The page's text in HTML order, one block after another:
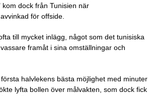
kom dock från Tunisien när
för offside.
till mycket inlägg, något som det tunisiska
framåt i sina omställningar och
halvlekens bästa möjlighet med minuter
lyfta bollen över målvakten, som dock fick